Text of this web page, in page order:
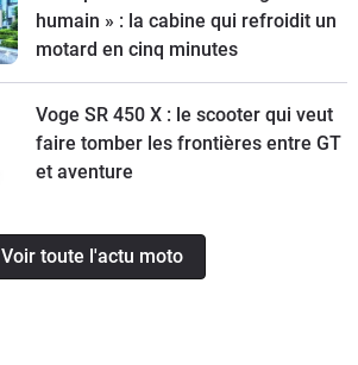
humain » : la cabine qui refroidit un
motard en cinq minutes
Voge SR 450 X : le scooter qui veut
faire tomber les frontières entre GT
et aventure
Voir toute l'actu moto